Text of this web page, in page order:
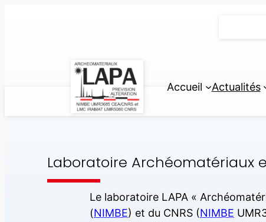
Accueil Actualités
Laboratoire Archéomatériaux
Le laboratoire LAPA «
(NIMBE) et du CNRS (NIMBE